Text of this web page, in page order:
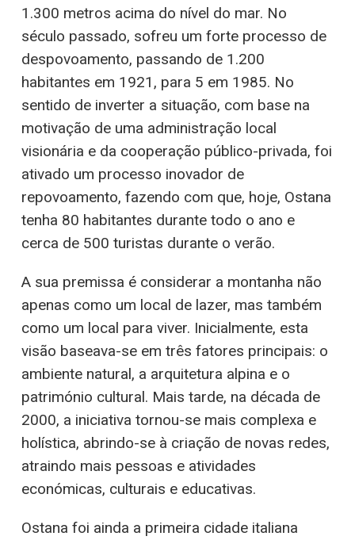
1.300 metros acima do nível do mar. No
século passado, sofreu um forte processo de
despovoamento, passando de 1.200
habitantes em 1921, para 5 em 1985. No
sentido de inverter a situação, com base na
motivação de uma administração local
visionária e da cooperação público-privada, foi
ativado um processo inovador de
repovoamento, fazendo com que, hoje, Ostana
tenha 80 habitantes durante todo o ano e
cerca de 500 turistas durante o verão.
A sua premissa é considerar a montanha não
apenas como um local de lazer, mas também
como um local para viver. Inicialmente, esta
visão baseava-se em três fatores principais: o
ambiente natural, a arquitetura alpina e o
património cultural. Mais tarde, na década de
2000, a iniciativa tornou-se mais complexa e
holística, abrindo-se à criação de novas redes,
atraindo mais pessoas e atividades
económicas, culturais e educativas.
Ostana foi ainda a primeira cidade italiana